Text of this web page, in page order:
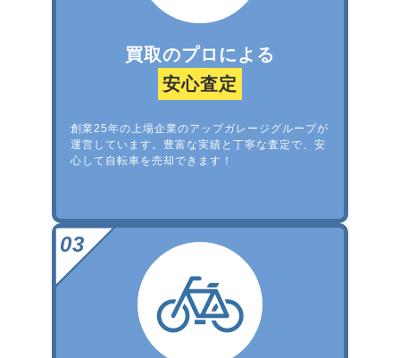
買取のプロによる
安心査定
創業25年の上場企業のアップガレージグループが
運営しています。豊富な実績と丁寧な査定で、安
心して自転車を売却できます！